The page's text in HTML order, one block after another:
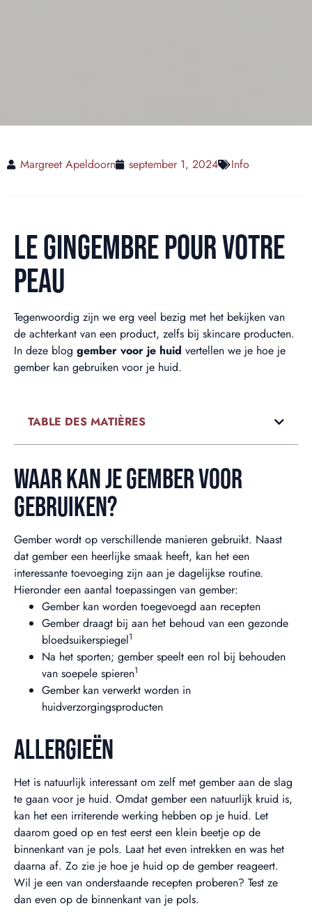
Margreet Apeldoorn september 1, 2024 Info
LE GINGEMBRE POUR VOTRE
PEAU
Tegenwoordig zijn we erg veel bezig met het bekijken van
de achterkant van een product, zelfs bij skincare producten.
In deze blog gember voor je huid vertellen we je hoe je
gember kan gebruiken voor je huid.
TABLE DES MATIÈRES
WAAR KAN JE GEMBER VOOR
GEBRUIKEN?
Gember wordt op verschillende manieren gebruikt. Naast
dat gember een heerlijke smaak heeft, kan het een
interessante toevoeging zijn aan je dagelijkse routine.
Hieronder een aantal toepassingen van gember:
Gember kan worden toegevoegd aan recepten
Gember draagt bij aan het behoud van een gezonde
bloedsuikerspiegel1
Na het sporten; gember speelt een rol bij behouden
van soepele spieren1
Gember kan verwerkt worden in
huidverzorgingsproducten
ALLERGIEËN
Het is natuurlijk interessant om zelf met gember aan de slag
te gaan voor je huid. Omdat gember een natuurlijk kruid is,
kan het een irriterende werking hebben op je huid. Let
daarom goed op en test eerst een klein beetje op de
binnenkant van je pols. Laat het even intrekken en was het
daarna af. Zo zie je hoe je huid op de gember reageert.
Wil je een van onderstaande recepten proberen? Test ze
dan even op de binnenkant van je pols.